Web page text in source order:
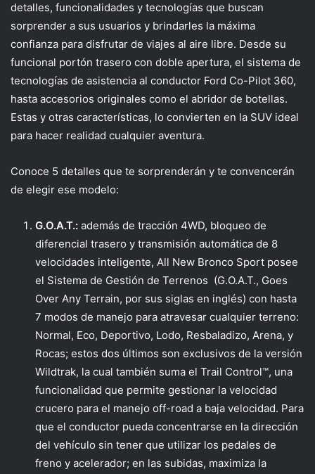
detalles, funcionalidades y tecnologías que buscan
sorprender a sus usuarios y brindarles la máxima
confianza para disfrutar de viajes al aire libre. Desde su
funcional portón trasero con doble apertura, el sistema de
tecnologías de asistencia al conductor Ford Co-Pilot 360,
hasta accesorios originales como el abridor de botellas.
Estas y otras características, lo convierten en la SUV ideal
para hacer realidad cualquier aventura.
Conoce 5 detalles que te sorprenderán y te convencerán
de elegir ese modelo:
G.O.A.T.: además de tracción 4WD, bloqueo de
diferencial trasero y transmisión automática de 8
velocidades inteligente, All New Bronco Sport posee
el Sistema de Gestión de Terrenos (G.O.A.T., Goes
Over Any Terrain, por sus siglas en inglés) con hasta
7 modos de manejo para atravesar cualquier terreno:
Normal, Eco, Deportivo, Lodo, Resbaladizo, Arena, y
Rocas; estos dos últimos son exclusivos de la versión
Wildtrak, la cual también suma el Trail Control™, una
funcionalidad que permite gestionar la velocidad
crucero para el manejo off-road a baja velocidad. Para
que el conductor pueda concentrarse en la dirección
del vehículo sin tener que utilizar los pedales de
freno y acelerador; en las subidas, maximiza la